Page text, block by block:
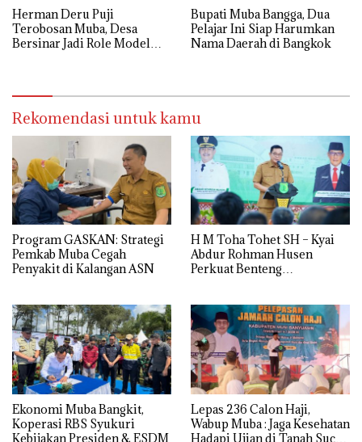
Herman Deru Puji
Terobosan Muba, Desa
Bersinar Jadi Role Model
Bupati Muba Bangga, Dua
Pelajar Ini Siap Harumkan
Nama Daerah di Bangkok
Rekomendasi untuk kamu
Program GASKAN: Strategi
Pemkab Muba Cegah
Penyakit di Kalangan ASN
H M Toha Tohet SH – Kyai
Abdur Rohman Husen
Perkuat Benteng
Ekonomi Muba Bangkit,
Koperasi RBS Syukuri
Kebijakan Presiden & ESDM
Lepas 236 Calon Haji,
Wabup Muba : Jaga Kesehatan
Hadapi Ujian di Tanah Suci